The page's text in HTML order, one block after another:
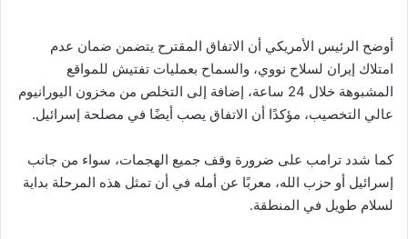
أوضح الرئيس الأمريكي أن الاتفاق المقترح يتضمن ضمان عدم
امتلاك إيران لسلاح نووي، والسماح بعمليات تفتيش للمواقع
المشبوهة خلال 24 ساعة، إضافة إلى التخلص من مخزون اليورانيوم
عالي التخصيب، مؤكدًا أن الاتفاق يصب أيضًا في مصلحة إسرائيل.
كما شدد ترامب على ضرورة وقف جميع الهجمات، سواء من جانب
إسرائيل أو حزب الله، معربًا عن أمله في أن تمثل هذه المرحلة بداية
لسلام طويل في المنطقة.